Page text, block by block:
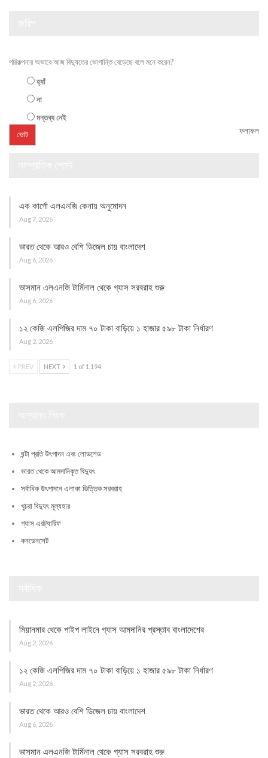
পরিকল্পনার অভাবে আজ বিদ্যুতের ভোগান্তি বেড়েছে বলে মনে করেন?
হ্যাঁ
না
মন্তব্য নেই
ফলাফল
এক কার্গো এলএনজি কেনায় অনুমোদন
Aug 7, 2026
ভারত থেকে আরও বেশি ডিজেল চায় বাংলাদেশ
Aug 6, 2026
ভাসমান এলএনজি টার্মিনাল থেকে গ্যাস সরবরাহ শুরু
Aug 6, 2026
১২ কেজি এলপিজির দাম ৭০ টাকা বাড়িয়ে ১ হাজার ৫৯৮ টাকা নির্ধারণ
Aug 2, 2026
PREV NEXT 1 of 1,194
ঘন্টা প্রতি উৎপাদন এবং লোডশেড
ভারত থেকে আমদানিকৃত বিদ্যুৎ
সর্বাধিক উৎপাদনে এলাকা ভিত্তিক সরবরাহ
খুচরা বিদ্যুৎ মূল্যহার
গ্যাস এরট্যারিফ
কনডেনসেট
মিয়ানমার থেকে পাইপ লাইনে গ্যাস আমদানির প্রস্তাব বাংলাদেশের
Aug 2, 2026
১২ কেজি এলপিজির দাম ৭০ টাকা বাড়িয়ে ১ হাজার ৫৯৮ টাকা নির্ধারণ
Aug 2, 2026
ভারত থেকে আরও বেশি ডিজেল চায় বাংলাদেশ
Aug 6, 2026
ভাসমান এলএনজি টার্মিনাল থেকে গ্যাস সরবরাহ শুরু